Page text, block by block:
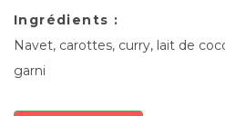
Ingrédients :
Navet, carottes, curry, lait de
garni